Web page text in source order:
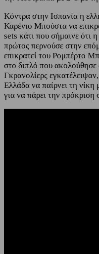
Κόντρα στην Ισπανία η
Καρένιο Μπούστα να
sets κάτι που σήμαινε ότι
πρώτος περνούσε στην
επικρατεί του Ρομπέρτο
στο διπλό που
Γκρανολίερς
Ελλάδα να παίρνει τη
για να πάρει την πρόκριση